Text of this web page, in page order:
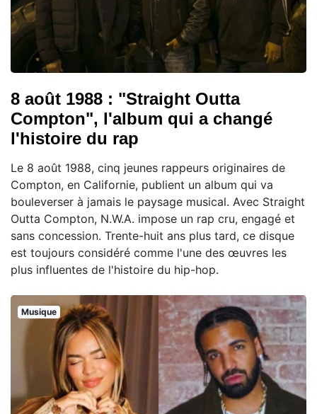
8 août 1988 : "Straight Outta
Compton", l'album qui a changé
l'histoire du rap
Le 8 août 1988, cinq jeunes rappeurs originaires de
Compton, en Californie, publient un album qui va
bouleverser à jamais le paysage musical. Avec Straight
Outta Compton, N.W.A. impose un rap cru, engagé et
sans concession. Trente-huit ans plus tard, ce disque
est toujours considéré comme l'une des œuvres les
plus influentes de l'histoire du hip-hop.
Musique